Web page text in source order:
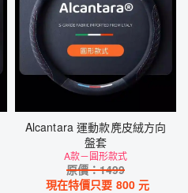
Alcantara 運動款麂皮絨方向
盤套
A款－圓形款式
原價：1499
現在特價只要 800 元